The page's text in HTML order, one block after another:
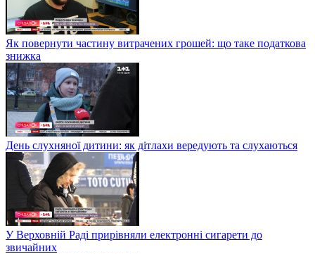
Як повернути частину витрачених грошей: що таке податкова
знижка
День слухняної дитини: як дітлахи вередують та слухаються
У Верховній Раді прирівняли електронні сигарети до
звичайних